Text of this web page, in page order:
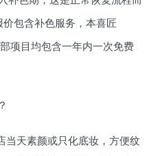
包含补色服务，本喜匠
项目均包含一年内一次免费
当天素颜或只化底妆，方便纹